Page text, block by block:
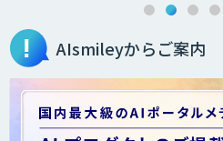
AIsmileyからご案内